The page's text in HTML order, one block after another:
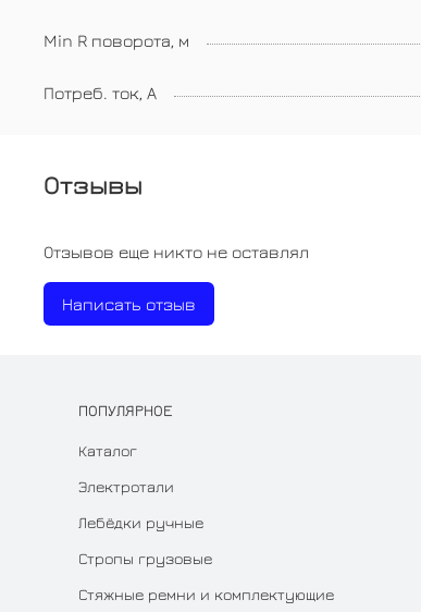
Min R поворота, м
Потреб. ток, А
Отзывы
Отзывов еще никто не оставлял
Написать отзыв
ПОПУЛЯРНОЕ
Каталог
Электротали
Лебёдки ручные
Стропы грузовые
Стяжные ремни и комплектующие